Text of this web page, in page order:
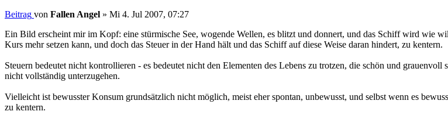
Beitrag von Fallen Angel » Mi 4. Jul 2007, 07:27
Ein Bild erscheint mir im Kopf: eine stürmische See, wogende Wellen, es blitzt und donnert, und das Schiff wird wie
Kurs mehr setzen kann, und doch das Steuer in der Hand hält und das Schiff auf diese Weise daran hindert, zu kentern.
Steuern bedeutet nicht kontrollieren - es bedeutet nicht den Elementen des Lebens zu trotzen, die schön und
nicht vollständig unterzugehen.
Vielleicht ist bewusster Konsum grundsätzlich nicht möglich, meist eher spontan, unbewusst, und selbst wenn es
zu kentern.